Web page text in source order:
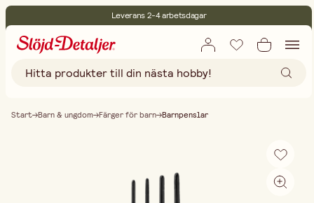
Leverans 2-4 arbetsdagar
Fri frakt vid köp över 499:-
Start Barn & ungdom Färger för barn Barnpenslar